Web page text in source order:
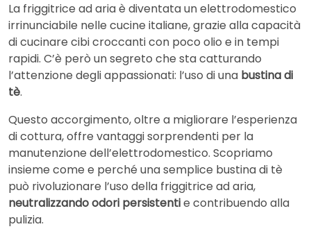
La friggitrice ad aria è diventata un elettrodomestico
irrinunciabile nelle cucine italiane, grazie alla capacità
di cucinare cibi croccanti con poco olio e in tempi
rapidi. C’è però un segreto che sta catturando
l’attenzione degli appassionati: l’uso di una bustina di
tè.
Questo accorgimento, oltre a migliorare l’esperienza
di cottura, offre vantaggi sorprendenti per la
manutenzione dell’elettrodomestico. Scopriamo
insieme come e perché una semplice bustina di tè
può rivoluzionare l’uso della friggitrice ad aria,
neutralizzando odori persistentie contribuendo alla
pulizia.